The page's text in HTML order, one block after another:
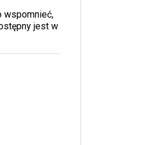
wspomnieć,
jest w